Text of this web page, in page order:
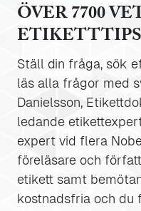
ÖVER 7700
Ställ din fråga, sök
läs alla frågor med
Danielsson,
ledande
expert vid flera
föreläsare och
etikett samt
kostnadsfria och du